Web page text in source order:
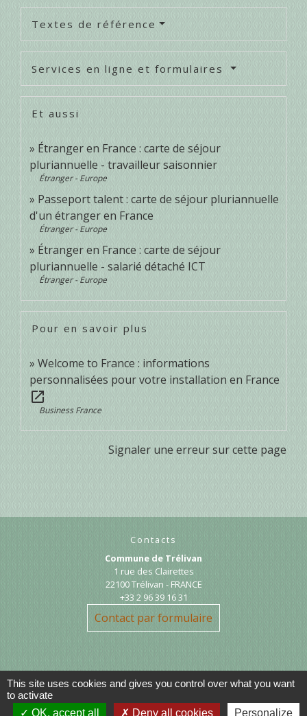
Textes de référence
Services en ligne et formulaires
Et aussi
Étranger en France : carte de séjour
pluriannuelle - travailleur saisonnier
Étranger - Europe
Passeport talent : carte de séjour pluriannuelle
d'un étranger en France
Étranger - Europe
Étranger en France : carte de séjour
pluriannuelle - salarié détaché ICT
Étranger - Europe
Pour en savoir plus
Welcome to France : informations
personnalisées pour votre installation en France
open_in_new
Business France
Signaler une erreur sur cette page
Contacts
Commune de Trélivan
1 rue des Clairettes
22100 Trélivan - FRANCE
+33 2 96 39 16 31
Contact par formulaire
This site uses cookies and gives you control over what you want
to activate
OK, accept all
Deny all cookies Personalize